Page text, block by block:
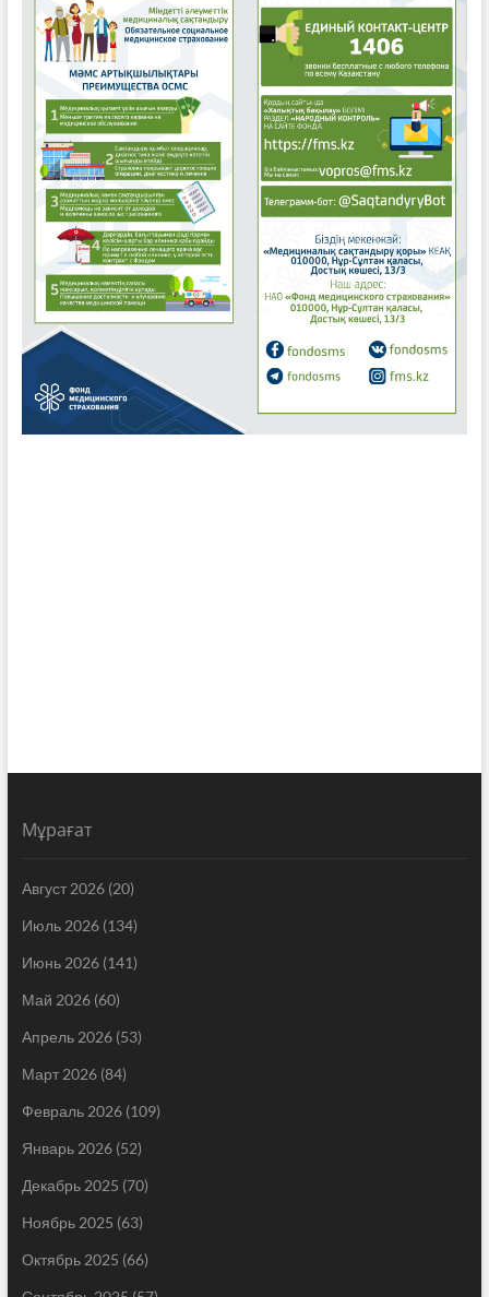
Мұрағат
Август 2026(20)
Июль 2026(134)
Июнь 2026(141)
Май 2026(60)
Апрель 2026(53)
Март 2026(84)
Февраль 2026(109)
Январь 2026(52)
Декабрь 2025 (70)
Ноябрь 2025 (63)
Октябрь 2025 (66)